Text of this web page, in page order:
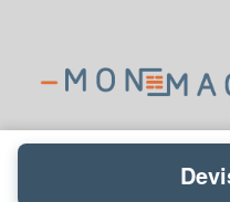
Powered by